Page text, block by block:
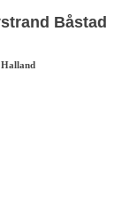
Båstad
Halland